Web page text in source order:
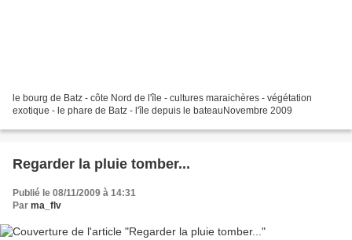
le bourg de Batz - côte Nord de l'île - cultures maraichères - végétation
exotique - le phare de Batz - l'île depuis le bateauNovembre 2009
Regarder la pluie tomber...
Publié le 08/11/2009 à 14:31
Par ma_flv